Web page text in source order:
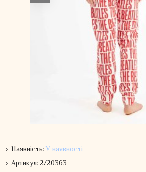
Наявність:У наявності
Артикул:2/20363